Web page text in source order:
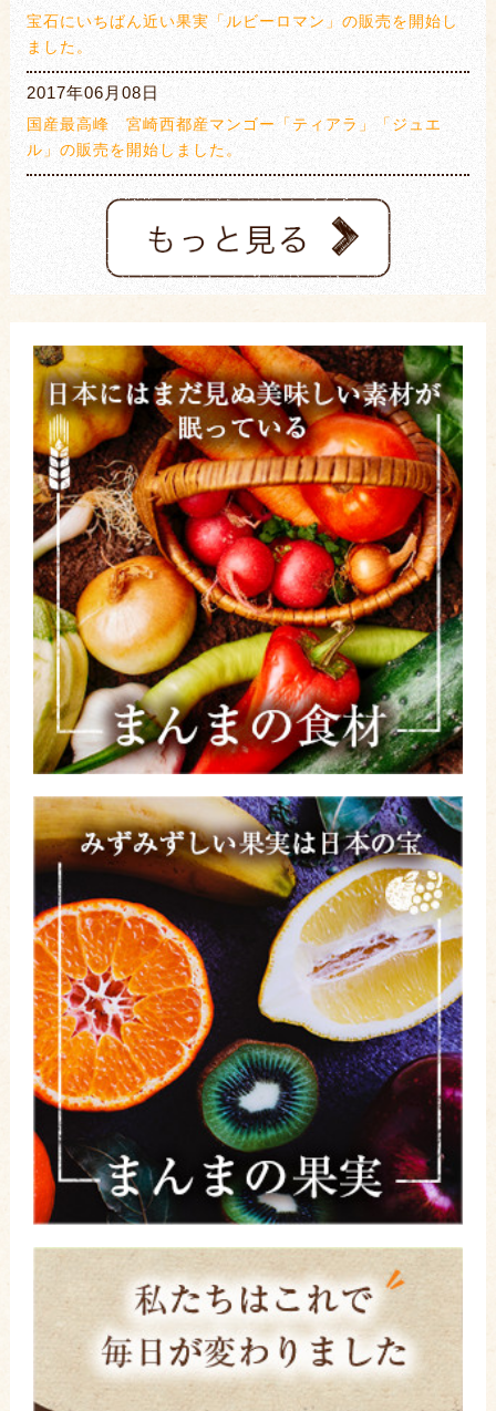
宝石にいちばん近い果実「ルビーロマン」の販売を開始し
ました。
2017年06月08日
国産最高峰 宮崎西都産マンゴー「ティアラ」「ジュエ
ル」の販売を開始しました。